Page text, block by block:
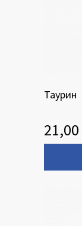
Таурин
21,00